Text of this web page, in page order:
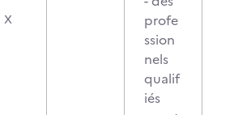
X
profe
ssion
nels
qualif
iés